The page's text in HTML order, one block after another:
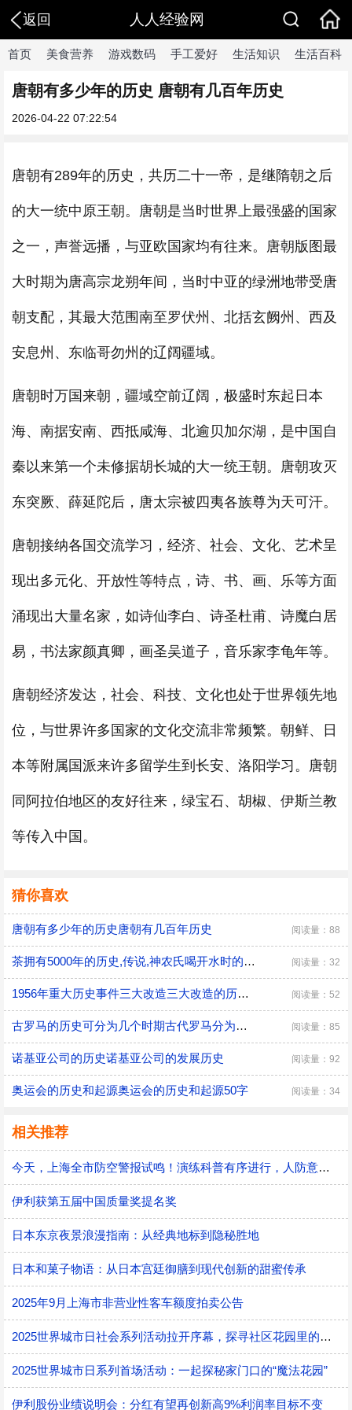
返回 人人经验网
首页 美食营养 游戏数码 手工爱好 生活知识 生活百科
唐朝有多少年的历史 唐朝有几百年历史
2026-04-22 07:22:54
唐朝有289年的历史，共历二十一帝，是继隋朝之后
的大一统中原王朝。唐朝是当时世界上最强盛的国家
之一，声誉远播，与亚欧国家均有往来。唐朝版图最
大时期为唐高宗龙朔年间，当时中亚的绿洲地带受唐
朝支配，其最大范围南至罗伏州、北括玄阙州、西及
安息州、东临哥勿州的辽阔疆域。
唐朝时万国来朝，疆域空前辽阔，极盛时东起日本
海、南据安南、西抵咸海、北逾贝加尔湖，是中国自
秦以来第一个未修据胡长城的大一统王朝。唐朝攻灭
东突厥、薛延陀后，唐太宗被四夷各族尊为天可汗。
唐朝接纳各国交流学习，经济、社会、文化、艺术呈
现出多元化、开放性等特点，诗、书、画、乐等方面
涌现出大量名家，如诗仙李白、诗圣杜甫、诗魔白居
易，书法家颜真卿，画圣吴道子，音乐家李龟年等。
唐朝经济发达，社会、科技、文化也处于世界领先地
位，与世界许多国家的文化交流非常频繁。朝鲜、日
本等附属国派来许多留学生到长安、洛阳学习。唐朝
同阿拉伯地区的友好往来，绿宝石、胡椒、伊斯兰教
等传入中国。
猜你喜欢
唐朝有多少年的历史唐朝有几百年历史 阅读量：88
茶拥有5000年的历史,传说,神农氏喝开水时的翻译茶拥有5000年的历史,传说,神农氏喝开水时翻译 阅读量：32
1956年重大历史事件三大改造三大改造的历史进程 阅读量：52
古罗马的历史可分为几个时期古代罗马分为哪几个时期 阅读量：85
诺基亚公司的历史诺基亚公司的发展历史 阅读量：92
奥运会的历史和起源奥运会的历史和起源50字 阅读量：34
相关推荐
今天，上海全市防空警报试鸣！演练科普有序进行，人防意识“声入人心”
伊利获第五届中国质量奖提名奖
日本东京夜景浪漫指南：从经典地标到隐秘胜地
日本和菓子物语：从日本宫廷御膳到现代创新的甜蜜传承
2025年9月上海市非营业性客车额度拍卖公告
2025世界城市日社会系列活动拉开序幕，探寻社区花园里的智慧应用
2025世界城市日系列首场活动：一起探秘家门口的“魔法花园”
伊利股份业绩说明会：分红有望再创新高9%利润率目标不变